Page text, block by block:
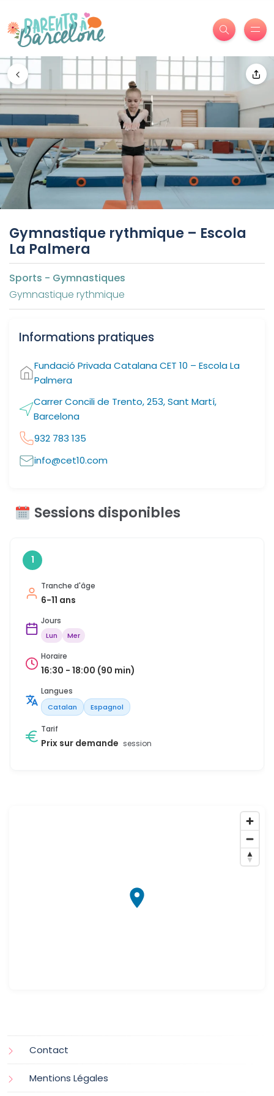
Gymnastique rythmique – Escola
La Palmera
Sports - Gymnastiques
Gymnastique rythmique
Informations pratiques
Fundació Privada Catalana CET 10 – Escola La
Palmera
Carrer Concili de Trento, 253, Sant Martí,
Barcelona
932 783 135
info@cet10.com
Sessions disponibles
1
Tranche d'âge
6-11 ans
Jours
Lun Mer
Horaire
16:30 - 18:00 (90 min)
Langues
Catalan Espagnol
Tarif
Prix sur demande session
Contact
Mentions Légales